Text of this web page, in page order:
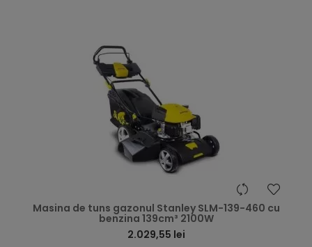
Masina de tuns gazonul Stanley SLM-139-460 cu
benzina 139cm³ 2100W
2.029,55 lei